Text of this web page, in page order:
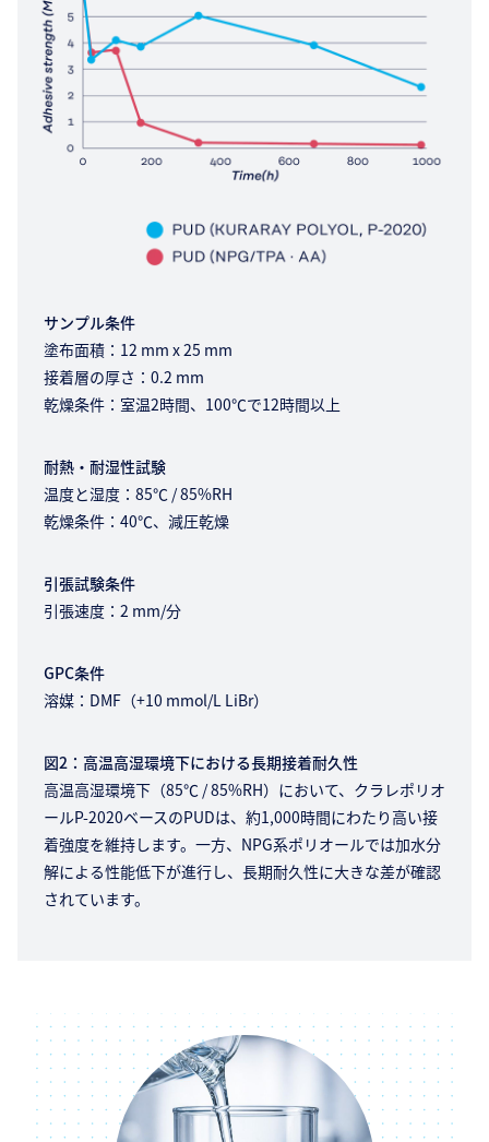
サンプル条件
塗布面積：12 mm x 25 mm
接着層の厚さ：0.2 mm
乾燥条件：室温2時間、100℃で12時間以上
耐熱・耐湿性試験
温度と湿度：85℃ / 85%RH
乾燥条件：40℃、減圧乾燥
引張試験条件
引張速度：2 mm/分
GPC条件
溶媒：DMF（+10 mmol/L LiBr）
図2：高温高湿環境下における長期接着耐久性
高温高湿環境下（85℃ / 85%RH）において、クラレポリオ
ールP-2020ベースのPUDは、約1,000時間にわたり高い接
着強度を維持します。一方、NPG系ポリオールでは加水分
解による性能低下が進行し、長期耐久性に大きな差が確認
されています。